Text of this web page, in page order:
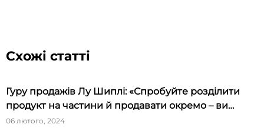
Схожі статті
Гуру продажів Лу Шиплі: «Спробуйте розділити
продукт на частини й продавати окремо – ви
будете вражені»
06 лютого, 2024